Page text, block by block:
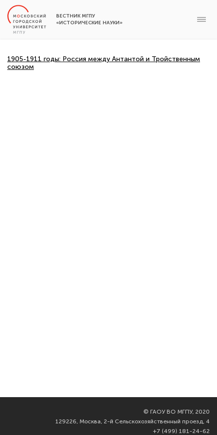
ВЕСТНИК МГПУ
«ИСТОРИЧЕСКИЕ НАУКИ»
1905-1911 годы: Россия между Антантой и Тройственным
союзом
© ГАОУ ВО МГПУ, 2020
129226, Москва, 2-й Сельскохозяйственный проезд, 4
+7 (499) 181-24-62